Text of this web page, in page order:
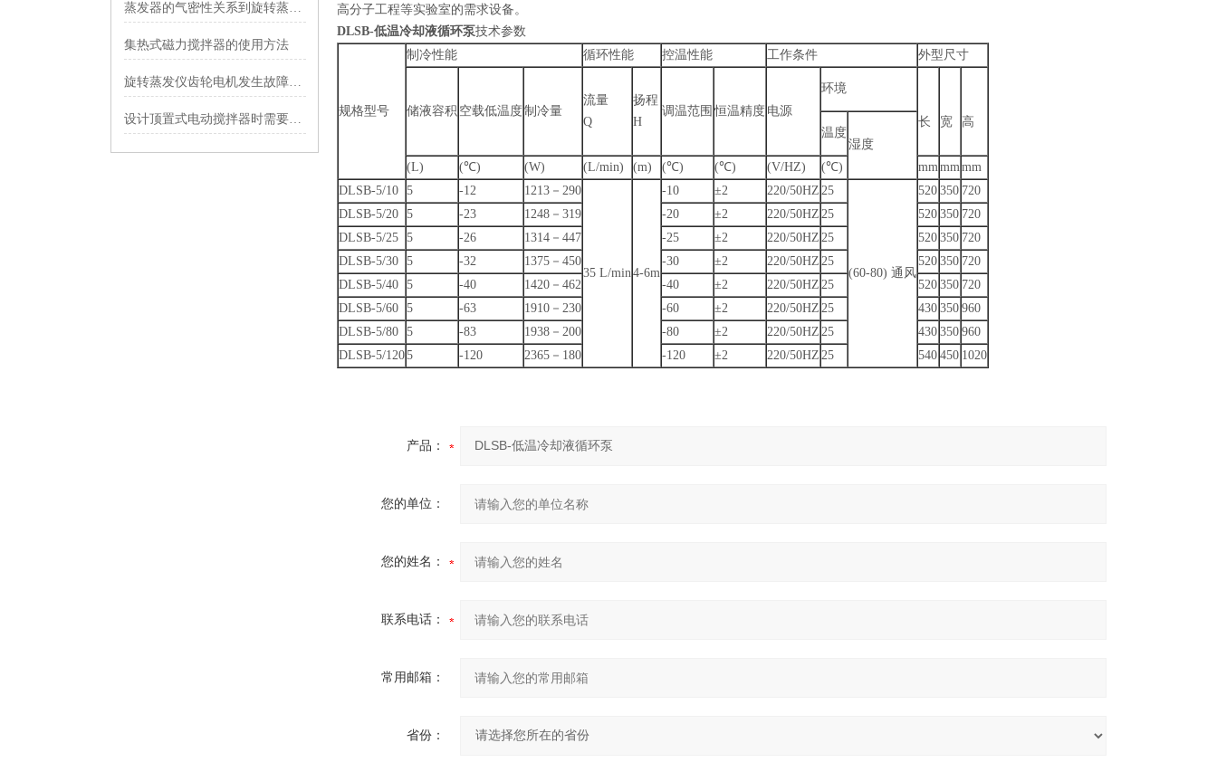
蒸发器的气密性关系到旋转蒸发仪能否正常使用
集热式磁力搅拌器的使用方法
旋转蒸发仪齿轮电机发生故障的原因有哪些
设计顶置式电动搅拌器时需要考虑哪些因素
高分子工程等实验室的需求设备。
DLSB-低温冷却液循环泵技术参数
规格型号
制冷性能 循环性能 控温性能 工作条件 外型尺寸
储液容积 空载低温度制冷量
流量
Q
扬程
H
调温范围 恒温精度 电源
环境
长 宽
高
温度
湿度
(L)
(℃) (W) (L/min) (m) (℃) (℃) (V/HZ) (℃) mmmmmm
DLSB-5/10 5 -12 1213－290
35 L/min4-6m
-10 ±2 220/50HZ 25
(60-80) 通风
520 350 720
DLSB-5/20 5 -23 1248－319 -20 ±2 220/50HZ 25 520 350 720
DLSB-5/25 5 -26 1314－447 -25 ±2 220/50HZ 25 520 350 720
DLSB-5/30 5 -32 1375－450 -30 ±2 220/50HZ 25 520 350 720
DLSB-5/40 5 -40 1420－462 -40 ±2 220/50HZ 25 520 350 720
DLSB-5/60 5 -63 1910－230 -60 ±2 220/50HZ 25 430 350 960
DLSB-5/80 5 -83 1938－200 -80 ±2 220/50HZ 25 430 350 960
DLSB-5/1205 -120 2365－180 -120 ±2 220/50HZ 25 540 450 1020
产品：
您的单位：
您的姓名：
联系电话：
常用邮箱：
省份：